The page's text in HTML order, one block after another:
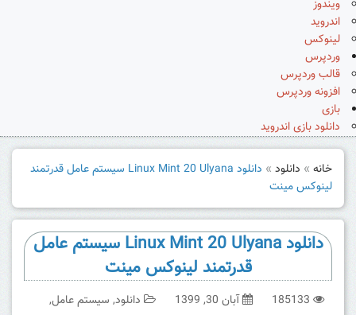
ویندوز
اندروید
لینوکس
وردپرس
قالب وردپرس
افزونه وردپرس
بازی
دانلود بازی اندروید
خانه » دانلود »
دانلود Linux Mint 20 Ulyana سیستم عامل قدرتمند
لینوکس مینت
دانلود Linux Mint 20 Ulyana سیستم عامل
قدرتمند لینوکس مینت
185133 آبان 30, 1399 دانلود, سیستم عامل,